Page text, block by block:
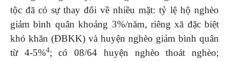
tộc đã có sự thay đổi về nhiều mặt: tỷ lệ hộ nghèo
giảm bình quân khoảng 3%/năm, riêng xã đặc biệt
khó khăn (ĐBKK) và huyện nghèo giảm bình quân
từ 4-5%4; có 08/64 huyện nghèo thoát nghèo;